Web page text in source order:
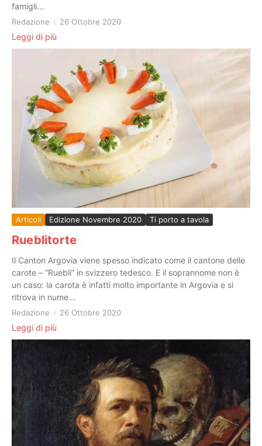
famigli...
Redazione 26 Ottobre 2020
Leggi di più
Articoli Edizione Novembre 2020 Ti porto a tavola
Rueblitorte
Il Canton Argovia viene spesso indicato come il cantone delle
carote – “Ruebli” in svizzero tedesco. E il soprannome non è
un caso: la carota è infatti molto importante in Argovia e si
ritrova in nume...
Redazione 26 Ottobre 2020
Leggi di più